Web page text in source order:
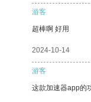
游客
超棒啊 好用
2024-10-14
游客
这款加速器app的